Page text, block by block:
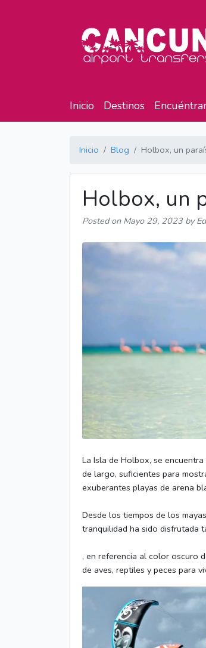
Inicio Destinos
Inicio Blog Holbox, un
Holbox, un
Posted on Mayo 29, 2023by
La Isla de Holbox, se
de largo, suficientes para
exuberantes playas de arena
Desde los tiempos de los
tranquilidad ha sido disfrutada
, en referencia al color oscuro
de aves, reptiles y peces para